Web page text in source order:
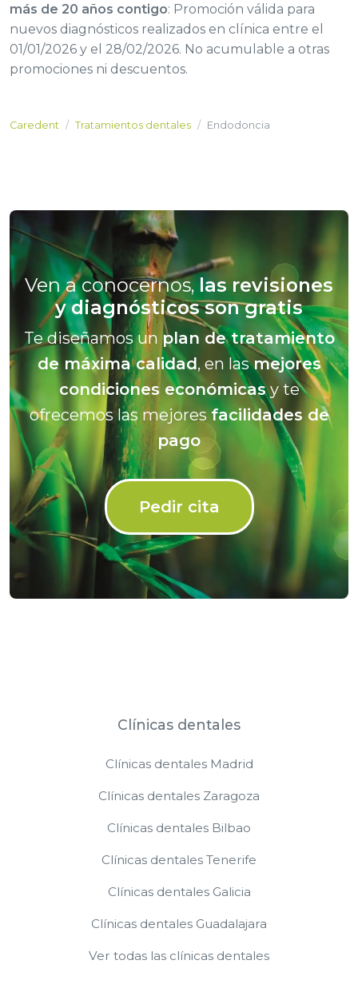
más de 20 años contigo: Promoción válida para
nuevos diagnósticos realizados en clínica entre el
01/01/2026 y el 28/02/2026. No acumulable a otras
promociones ni descuentos.
Caredent Tratamientos dentales Endodoncia
Ven a conocernos, las revisiones
y diagnósticos son gratis
Te diseñamos un plan de tratamiento
de máxima calidad, en lasmejores
condiciones económicasy te
ofrecemos las mejoresfacilidades de
pago
Pedir cita
Clínicas dentales
Clínicas dentales Madrid
Clínicas dentales Zaragoza
Clínicas dentales Bilbao
Clínicas dentales Tenerife
Clínicas dentales Galicia
Clínicas dentales Guadalajara
Ver todas las clínicas dentales